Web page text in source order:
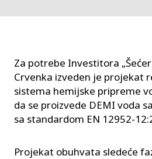
Za potrebe Investitora
Crvenka izveden je projekat
sistema hemijske pripreme
da se proizvede DEMI voda
sa standardom EN 12952-
Projekat obuhvata sledeće